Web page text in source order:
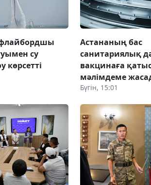
су
көрсетті
Астананың бас
санитариялық
вакцинаға
мәлімдеме
Бүгін, 15:01